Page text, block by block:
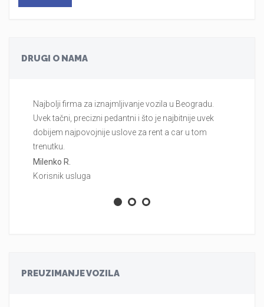
DRUGI O NAMA
Najbolji firma za iznajmljivanje vozila u Beogradu.
Uvek tačni, precizni pedantni i što je najbitnije uvek
dobijem najpovojnije uslove za rent a car u tom
trenutku.
Milenko R.
Korisnik usluga
PREUZIMANJE VOZILA